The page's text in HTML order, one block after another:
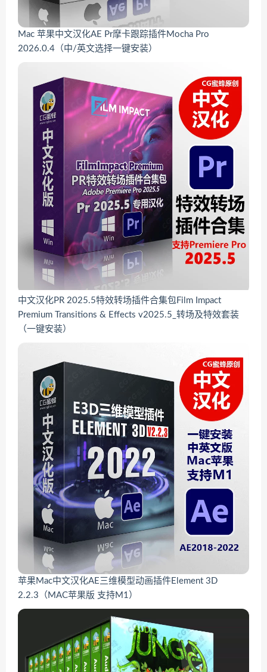
Mac 苹果中文汉化AE Pr摩卡跟踪插件Mocha Pro
2026.0.4（中/英文选择一键安装）
中文汉化PR 2025.5特效转场插件合集包Film Impact
Premium Transitions & Effects v2025.5_转场及特效套装
（一键安装）
苹果Mac中文汉化AE三维模型动画插件Element 3D
2.2.3（MAC苹果版 支持M1）